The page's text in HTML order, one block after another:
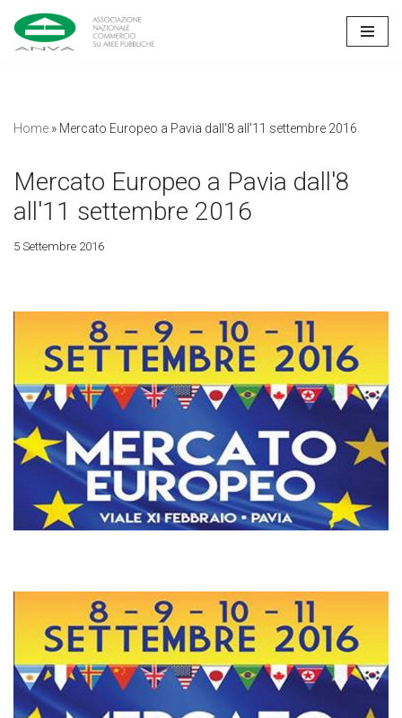
Vai
Home » Mercato Europeo a Pavia dall'8 all'11 settembre 2016
Mercato Europeo a Pavia dall'8
all'11 settembre 2016
5 Settembre 2016